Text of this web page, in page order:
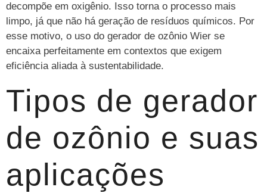
decompõe em oxigênio. Isso torna o processo mais
limpo, já que não há geração de resíduos químicos. Por
esse motivo, o uso do gerador de ozônio Wier se
encaixa perfeitamente em contextos que exigem
eficiência aliada à sustentabilidade.
Tipos de gerador
de ozônio e suas
aplicações